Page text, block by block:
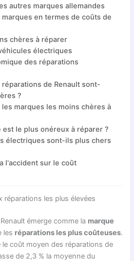
autres marques allemandes
en termes de coûts de
chères à réparer
électriques
des réparations
de Renault sont-
?
marques les moins chères à
est le plus onéreux à réparer ?
électriques sont-ils plus chers
l'accident sur le coût
réparations les plus élevées
émerge comme la marque
les réparations les plus coûteuses.
le coût moyen des réparations de
de 2,3 % la moyenne du